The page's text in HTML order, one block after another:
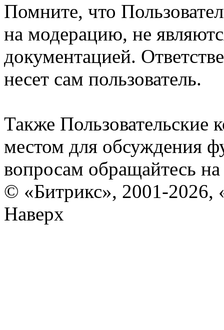
Помните, что
на модерацию, не
документацией.
несет сам пользователь.
Также Пользовательские
местом для обсуждения
вопросам обращайтесь
© «Битрикс», 2001-2026,
Наверх